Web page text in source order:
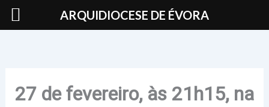
Skip
27 de fevereiro, às 21h15, na
ARQUIDIOCESE DE ÉVORA